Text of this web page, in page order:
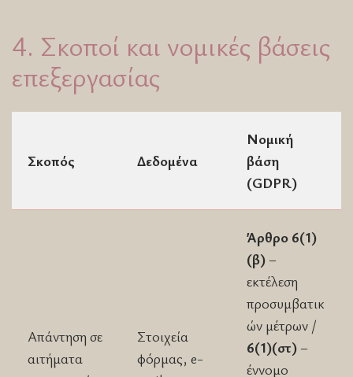
4. Σκοποί και νομικές βάσεις
επεξεργασίας
Σκοπός Δεδομένα
Νομική
βάση
(GDPR)
Απάντηση σε
αιτήματα
Στοιχεία
φόρμας, e-
Άρθρο 6(1)
(β)–
εκτέλεση
προσυμβατικ
ών μέτρων /
6(1)(στ)–
έννομο